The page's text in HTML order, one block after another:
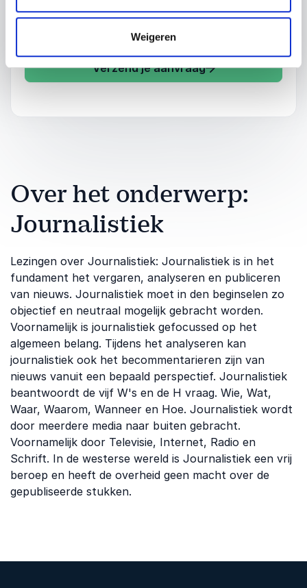
Weigeren
Verzend je aanvraag
Over het onderwerp:
Journalistiek
Lezingen over Journalistiek: Journalistiek is in het
fundament het vergaren, analyseren en publiceren
van nieuws. Journalistiek moet in den beginselen zo
objectief en neutraal mogelijk gebracht worden.
Voornamelijk is journalistiek gefocussed op het
algemeen belang. Tijdens het analyseren kan
journalistiek ook het becommentarieren zijn van
nieuws vanuit een bepaald perspectief. Journalistiek
beantwoordt de vijf W's en de H vraag. Wie, Wat,
Waar, Waarom, Wanneer en Hoe. Journalistiek wordt
door meerdere media naar buiten gebracht.
Voornamelijk door Televisie, Internet, Radio en
Schrift. In de westerse wereld is Journalistiek een vrij
beroep en heeft de overheid geen macht over de
gepubliseerde stukken.